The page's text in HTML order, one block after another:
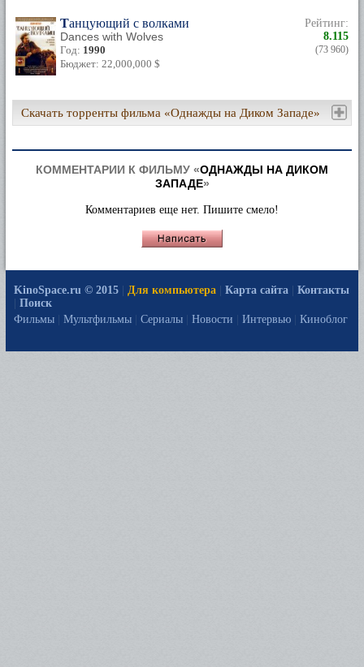
Танцующий с волками
Dances with Wolves
Год: 1990
Бюджет: 22,000,000 $
Рейтинг:
8.115
(73 960)
Скачать торренты фильма «Однажды на Диком Западе»
КОММЕНТАРИИ К ФИЛЬМУ «ОДНАЖДЫ НА ДИКОМ
ЗАПАДЕ»
Комментариев еще нет. Пишите смело!
KinoSpace.ru © 2015 Для компьютера Карта сайта
Контакты
Поиск
Фильмы
Мультфильмы Сериалы Новости Интервью Киноблог